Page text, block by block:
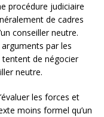
procédure judiciaire
de cadres
conseiller neutre.
par les
de négocier
neutre.
les forces et
moins formel qu’un